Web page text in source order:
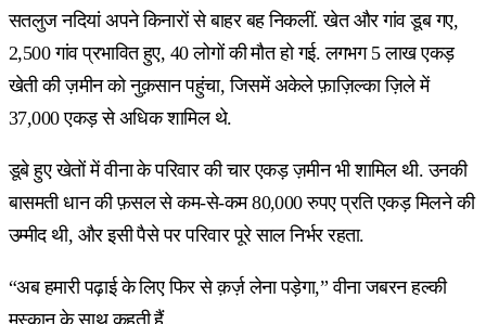
सतलुज नदियां अपने किनारों से बाहर बह निकलीं. खेत और गांव डूब गए,
2,500 गांव प्रभावित हुए, 40 लोगों की मौत हो गई. लगभग 5 लाख एकड़
खेती की ज़मीन को नुक़सान पहुंचा, जिसमें अकेले फ़ाज़िल्का ज़िले में
37,000 एकड़ से अधिक शामिल थे.
डूबे हुए खेतों में वीना के परिवार की चार एकड़ ज़मीन भी शामिल थी. उनकी
बासमती धान की फ़सल से कम-से-कम 80,000 रुपए प्रति एकड़ मिलने की
उम्मीद थी, और इसी पैसे पर परिवार पूरे साल निर्भर रहता.
“अब हमारी पढ़ाई के लिए फिर से क़र्ज़ लेना पड़ेगा,” वीना जबरन हल्की
मुस्कान के साथ कहती हैं.